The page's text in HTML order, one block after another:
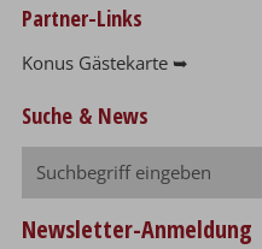
Partner-Links
Konus Gästekarte ➥
Suche & News
Suchbegriff
eingeben
Newsletter-Anmeldung